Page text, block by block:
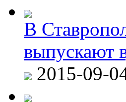
В
выпускают
2015-09-